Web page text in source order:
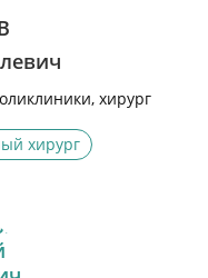
хирург
хирург